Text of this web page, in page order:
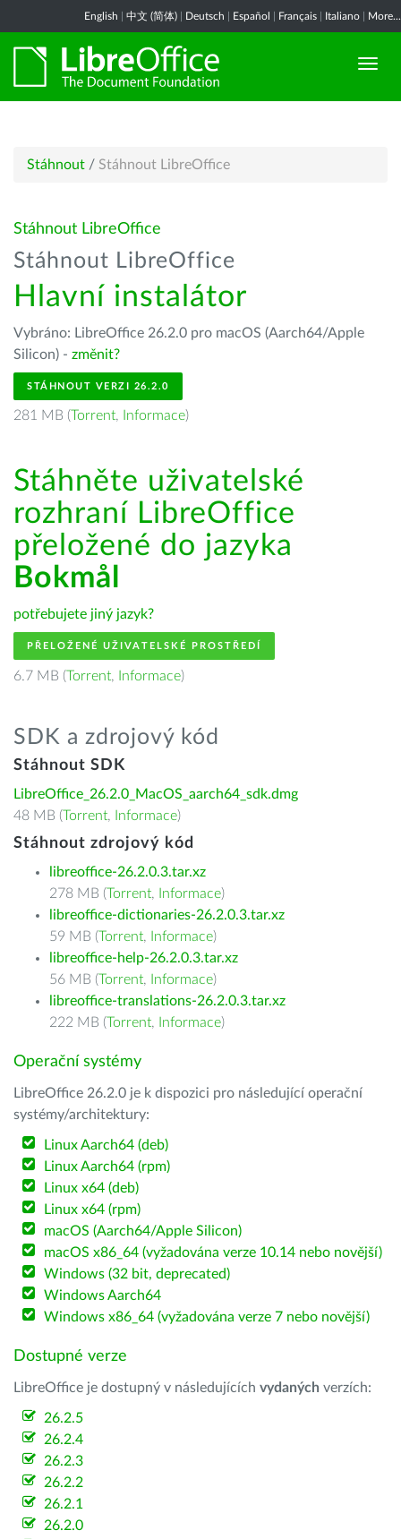
English 中文 (简体) Deutsch Español Français Italiano More...
Stáhnout / Stáhnout LibreOffice
Stáhnout LibreOffice
Stáhnout LibreOffice
Hlavní instalátor
Vybráno: LibreOffice 26.2.0 pro macOS (Aarch64/Apple
Silicon) - změnit?
STÁHNOUT VERZI 26.2.0
281 MB (Torrent, Informace)
Stáhněte uživatelské
rozhraní LibreOffice
přeložené do jazyka
Bokmål
potřebujete jiný jazyk?
PŘELOŽENÉ UŽIVATELSKÉ PROSTŘEDÍ
6.7 MB (Torrent, Informace)
SDK a zdrojový kód
Stáhnout SDK
LibreOffice_26.2.0_MacOS_aarch64_sdk.dmg
48 MB (Torrent, Informace)
Stáhnout zdrojový kód
libreoffice-26.2.0.3.tar.xz
278 MB (Torrent, Informace)
libreoffice-dictionaries-26.2.0.3.tar.xz
59 MB (Torrent, Informace)
libreoffice-help-26.2.0.3.tar.xz
56 MB (Torrent, Informace)
libreoffice-translations-26.2.0.3.tar.xz
222 MB (Torrent, Informace)
Operační systémy
LibreOffice 26.2.0 je k dispozici pro následující operační
systémy/architektury:
Linux Aarch64 (deb)
Linux Aarch64 (rpm)
Linux x64 (deb)
Linux x64 (rpm)
macOS (Aarch64/Apple Silicon)
macOS x86_64 (vyžadována verze 10.14 nebo novější)
Windows (32 bit, deprecated)
Windows Aarch64
Windows x86_64 (vyžadována verze 7 nebo novější)
Dostupné verze
LibreOffice je dostupný v následujících vydaných verzích:
26.2.5
26.2.4
26.2.3
26.2.2
26.2.1
26.2.0